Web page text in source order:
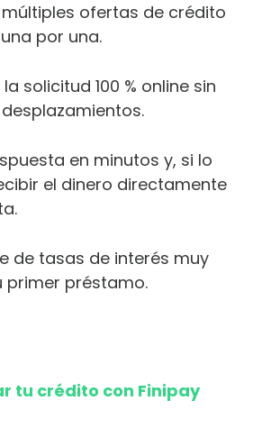
ofertas de crédito
por una.
solicitud 100 % online sin
en minutos y, si lo
el dinero directamente
de tasas de interés muy
primer préstamo.
tu crédito con Finipay